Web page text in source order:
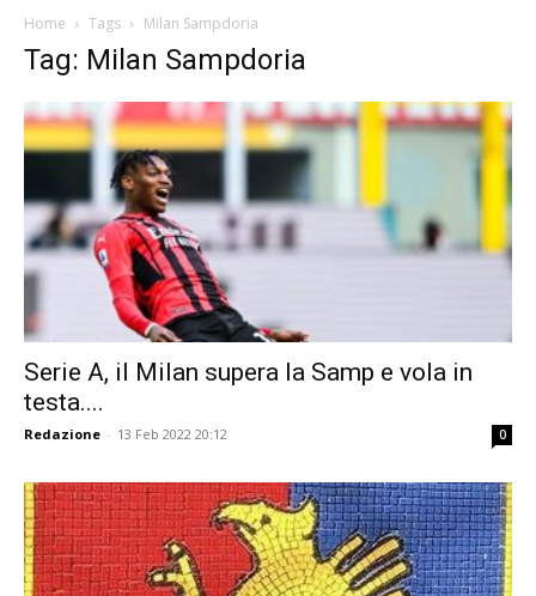
Home Tags Milan Sampdoria
Tag: Milan Sampdoria
Serie A, il Milan supera la Samp e vola in
testa....
Redazione - 13 Feb 2022 20:12 0